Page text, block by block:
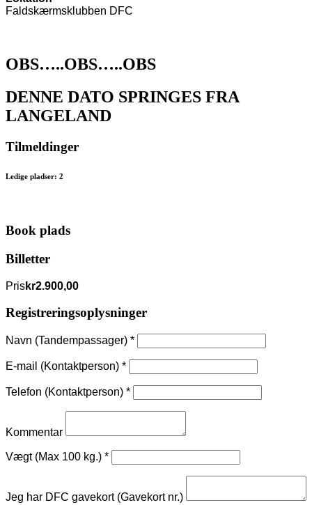
Faldskærmsklubben DFC
OBS…..OBS…..OBS
DENNE DATO SPRINGES FRA
LANGELAND
Tilmeldinger
Ledige pladser: 2
Book plads
Billetter
Priskr2.900,00
Registreringsoplysninger
Navn (Tandempassager) *
E-mail (Kontaktperson) *
Telefon (Kontaktperson) *
Kommentar
Vægt (Max 100 kg.) *
Jeg har DFC gavekort (Gavekort nr.)